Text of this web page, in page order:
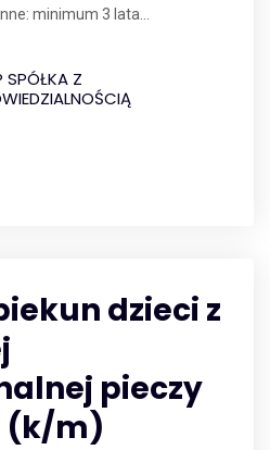
minimum 3 lata...
SPÓŁKA Z
dzieci z
pieczy
(k/m)